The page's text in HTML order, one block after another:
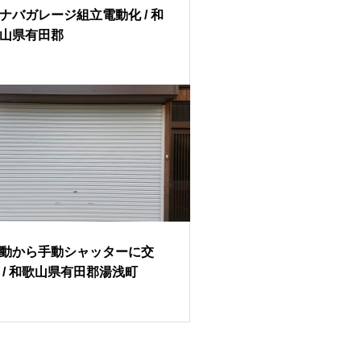
バガレージ組立電動化 / 和
県有田郡
から手動シャッターに交
/ 和歌山県有田郡湯浅町